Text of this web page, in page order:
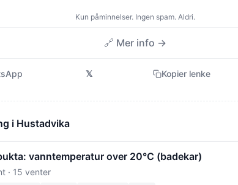
Kun påminnelser. Ingen spam. Aldri.
🔗 Mer info →
𝕏 Kopier lenke
i Hustadvika
vanntemperatur over 20°C (badekar)
· 15 venter